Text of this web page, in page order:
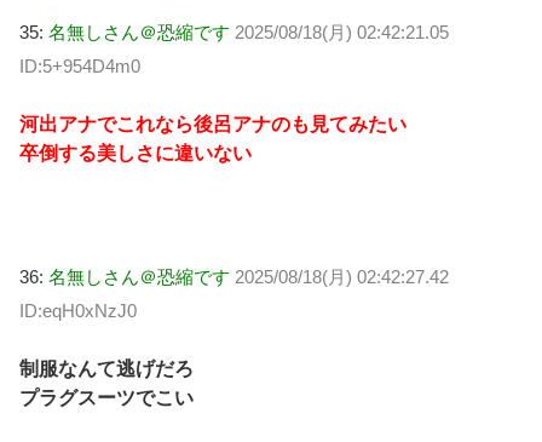
35: 名無しさん＠恐縮です 2025/08/18(月) 02:42:21.05
ID:5+954D4m0
河出アナでこれなら後呂アナのも見てみたい
卒倒する美しさに違いない
36: 名無しさん＠恐縮です 2025/08/18(月) 02:42:27.42
ID:eqH0xNzJ0
制服なんて逃げだろ
プラグスーツでこい